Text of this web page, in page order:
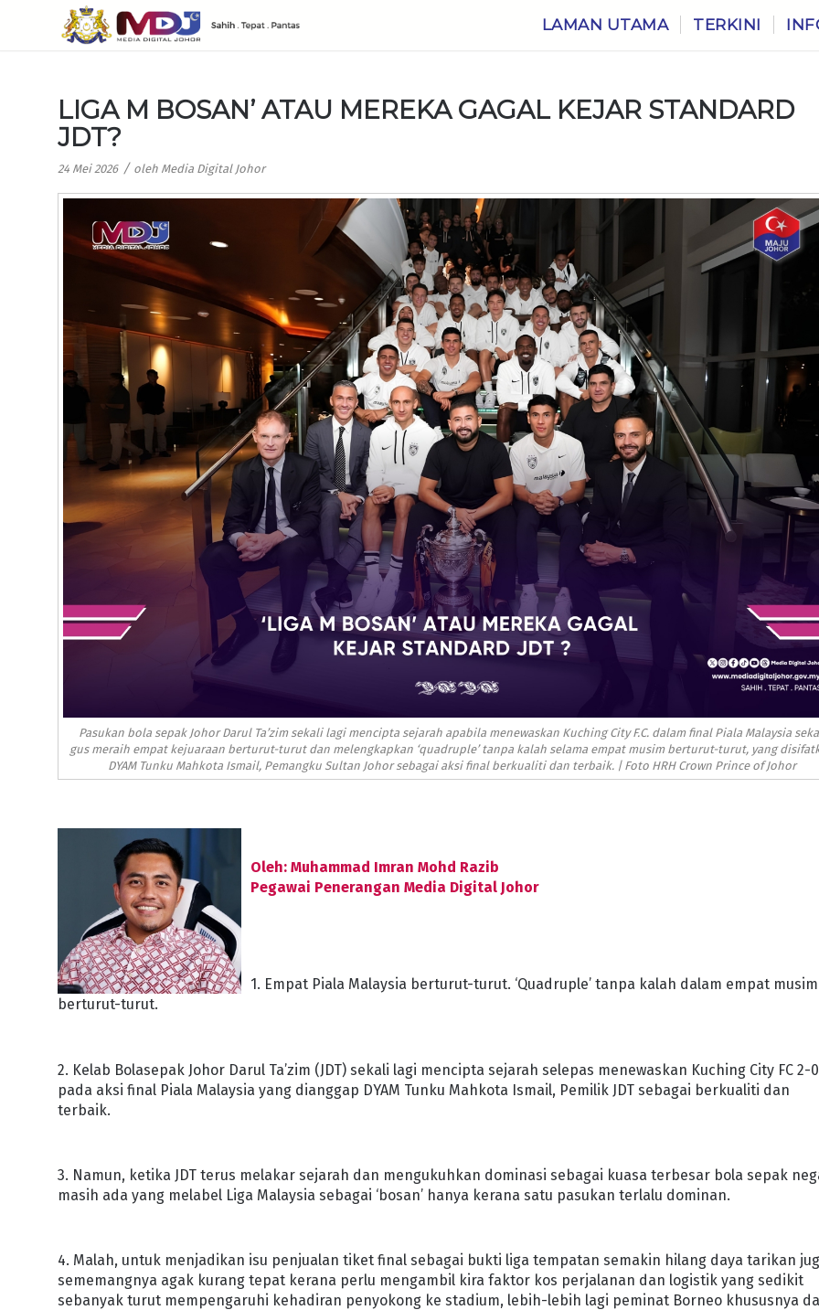
LAMAN UTAMA TERKINI
LIGA M BOSAN’ ATAU MEREKA GAGAL KEJAR STANDARD
JDT?
24 Mei 2026 / oleh Media Digital Johor
Pasukan bola sepak Johor Darul Ta’zim sekali lagi mencipta sejarah apabila menewaskan Kuching City F.C.dalam final Piala Malaysia
gus meraih empat kejuaraan berturut-turut dan melengkapkan ‘quadruple’ tanpa kalah selama empat musim berturut-turut, yang
DYAM Tunku Mahkota Ismail, Pemangku Sultan Johorsebagai aksi final berkualiti dan terbaik. | Foto HRH Crown Prince of Johor
Oleh: Muhammad Imran Mohd Razib
Pegawai Penerangan Media Digital Johor
1. Empat Piala Malaysia berturut-turut. ‘Quadruple’ tanpa kalah dalam empat musim
berturut-turut.
2. Kelab Bolasepak Johor Darul Ta’zim (JDT) sekali lagi mencipta sejarah selepas menewaskan Kuching City FC 2-0
pada aksi final Piala Malaysia yang dianggap DYAM Tunku Mahkota Ismail, Pemilik JDT sebagai berkualiti dan
terbaik.
3. Namun, ketika JDT terus melakar sejarah dan mengukuhkan dominasi sebagai kuasa terbesar bola sepak
masih ada yang melabel Liga Malaysia sebagai ‘bosan’ hanya kerana satu pasukan terlalu dominan.
4. Malah, untuk menjadikan isu penjualan tiket final sebagai bukti liga tempatan semakin hilang daya tarikan
sememangnya agak kurang tepat kerana perlu mengambil kira faktor kos perjalanan dan logistik yang sedikit
sebanyak turut mempengaruhi kehadiran penyokong ke stadium, lebih-lebih lagi peminat Borneo khususnya